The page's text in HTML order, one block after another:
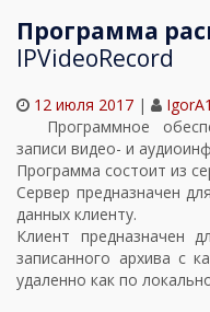
Программа
IPVideoRecord
12 июля 2017 |
Программное
записи видео- и
Программа состоит из
Сервер предназначен
данных клиенту.
Клиент предназначен
записанного архива с
удаленно как по